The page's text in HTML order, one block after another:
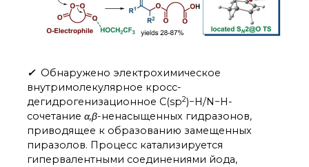
✓ Обнаружено электрохимическое
внутримолекулярное кросс-
дегидрогенизационное C(sp2)−H/N−H-
сочетание α,β-ненасыщенных гидразонов,
приводящее к образованию замещенных
пиразолов. Процесс катализируется
гипервалентными соединениями йода,